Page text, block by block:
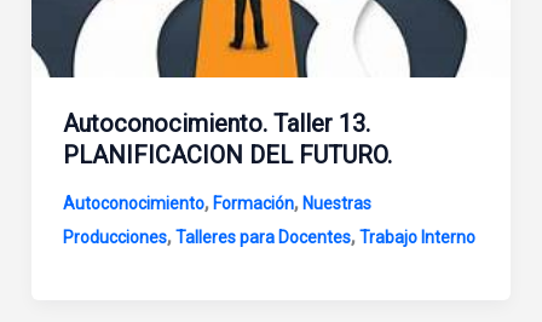
Autoconocimiento. Taller 13.
PLANIFICACION DEL FUTURO.
Autoconocimiento, Formación, Nuestras
Producciones,Talleres para Docentes,Trabajo Interno